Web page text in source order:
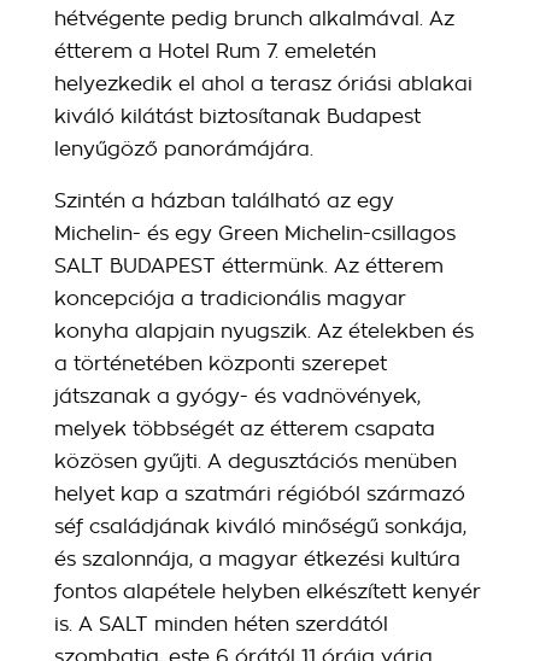
hétvégente pedig brunch alkalmával. Az
étterem a Hotel Rum 7. emeletén
helyezkedik el ahol a terasz óriási ablakai
kiváló kilátást biztosítanak Budapest
lenyűgöző panorámájára.
Szintén a házban található az egy
Michelin- és egy Green Michelin-csillagos
SALT BUDAPEST éttermünk. Az étterem
koncepciója a tradicionális magyar
konyha alapjain nyugszik. Az ételekben és
a történetében központi szerepet
játszanak a gyógy- és vadnövények,
melyek többségét az étterem csapata
közösen gyűjti. A degusztációs menüben
helyet kap a szatmári régióból származó
séf családjának kiváló minőségű sonkája,
és szalonnája, a magyar étkezési kultúra
fontos alapétele helyben elkészített kenyér
is. A SALT minden héten szerdától